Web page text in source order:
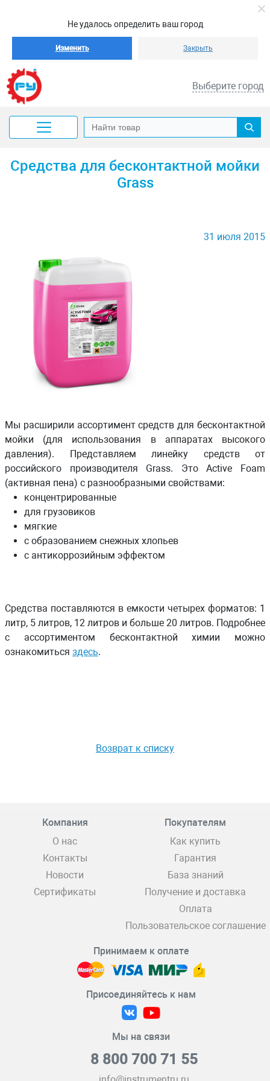
Не удалось определить ваш город
Изменить Закрыть
Выберите город
Средства для бесконтактной мойки
Grass
31 июля 2015
Мы расширили ассортимент средств для бесконтактной
мойки (для использования в аппаратах высокого
давления). Представляем линейку средств от
российского производителя Grass. Это Active Foam
(активная пена) с разнообразными свойствами:
концентрированные
для грузовиков
мягкие
с образованием снежных хлопьев
с антикоррозийным эффектом
Средства поставляются в емкости четырех форматов: 1
литр, 5 литров, 12 литров и больше 20 литров. Подробнее
с ассортиментом бесконтактной химии можно
ознакомиться здесь.
Возврат к списку
Компания
О нас
Контакты
Новости
Сертификаты
Покупателям
Как купить
Гарантия
База знаний
Получение и доставка
Оплата
Пользовательское соглашение
Принимаем к оплате
Присоединяйтесь к нам
Мы на связи
8 800 700 71 55